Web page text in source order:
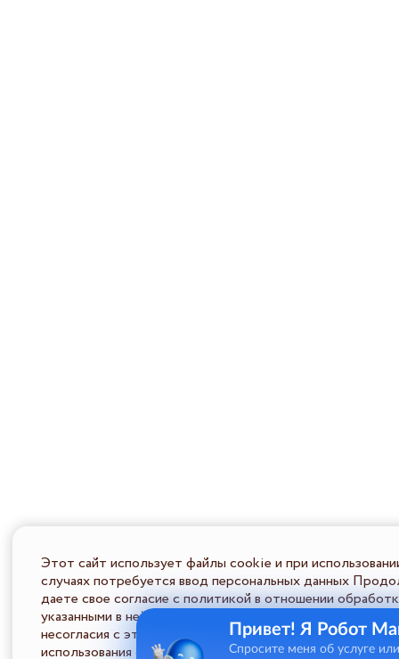
Этот сайт использует файлы cookie и при
случаях потребуется ввод персональных данных
даете свое согласие с политикой в отношении
указанными в ней условиями обработки персональной
несогласия с этими условиями Пользователь должен
использования сайта.
Привет! Я Робот
Спросите меня об услуге